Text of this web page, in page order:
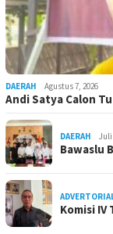
DAERAH Agustus 7, 2026
Andi Satya Calon
DAERAH Juli
Bawaslu
Komisi